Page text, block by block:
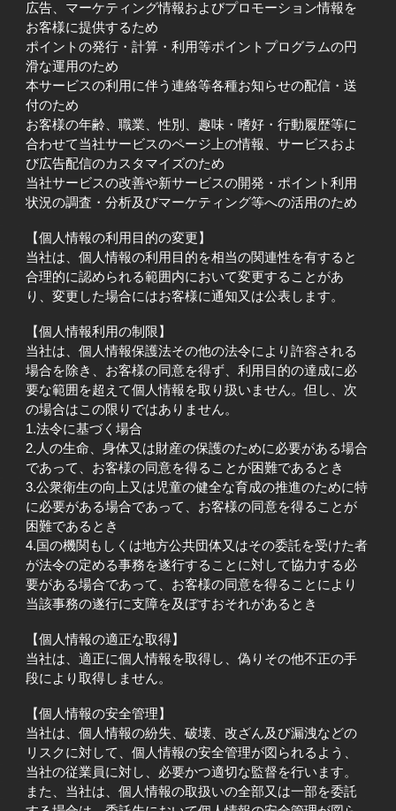
広告、マーケティング情報およびプロモーション情報を
お客様に提供するため
ポイントの発行・計算・利用等ポイントプログラムの円
滑な運用のため
本サービスの利用に伴う連絡等各種お知らせの配信・送
付のため
お客様の年齢、職業、性別、趣味・嗜好・行動履歴等に
合わせて当社サービスのページ上の情報、サービスおよ
び広告配信のカスタマイズのため
当社サービスの改善や新サービスの開発・ポイント利用
状況の調査・分析及びマーケティング等への活用のため
【個人情報の利用目的の変更】
当社は、個人情報の利用目的を相当の関連性を有すると
合理的に認められる範囲内において変更することがあ
り、変更した場合にはお客様に通知又は公表します。
【個人情報利用の制限】
当社は、個人情報保護法その他の法令により許容される
場合を除き、お客様の同意を得ず、利用目的の達成に必
要な範囲を超えて個人情報を取り扱いません。但し、次
の場合はこの限りではありません。
1.法令に基づく場合
2.人の生命、身体又は財産の保護のために必要がある場合
であって、お客様の同意を得ることが困難であるとき
3.公衆衛生の向上又は児童の健全な育成の推進のために特
に必要がある場合であって、お客様の同意を得ることが
困難であるとき
4.国の機関もしくは地方公共団体又はその委託を受けた者
が法令の定める事務を遂行することに対して協力する必
要がある場合であって、お客様の同意を得ることにより
当該事務の遂行に支障を及ぼすおそれがあるとき
【個人情報の適正な取得】
当社は、適正に個人情報を取得し、偽りその他不正の手
段により取得しません。
【個人情報の安全管理】
当社は、個人情報の紛失、破壊、改ざん及び漏洩などの
リスクに対して、個人情報の安全管理が図られるよう、
当社の従業員に対し、必要かつ適切な監督を行います。
また、当社は、個人情報の取扱いの全部又は一部を委託